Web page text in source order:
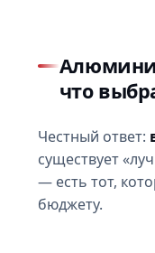
что
Честный ответ:
существует
— есть тот,
бюджету.